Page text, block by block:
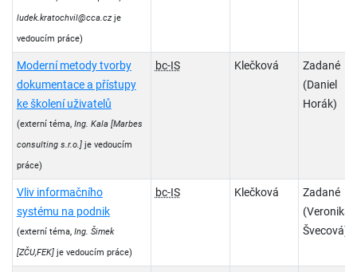
ludek.kratochvil@cca.czje
vedoucím práce)
Moderní metody tvorby
dokumentace a přístupy
ke školení uživatelů
(externí téma, Ing. Kala [Marbes
consulting s.r.o.]je vedoucím
práce)
bc-IS Klečková
Zadané
(Daniel
Horák)
Vliv informačního
systému na podnik
(externí téma, Ing. Šimek
[ZČU,FEK]je vedoucím práce)
bc-IS Klečková
Zadané
(Veronika
Švecová)